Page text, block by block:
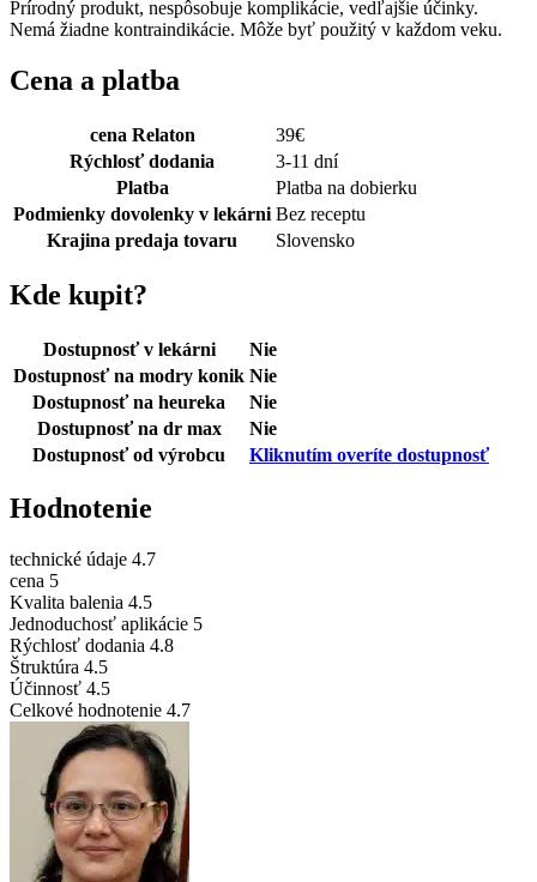
Prírodný produkt, nespôsobuje komplikácie, vedľajšie účinky.
Nemá žiadne kontraindikácie. Môže byť použitý v každom veku.
Cena a platba
cena Relaton 39€
Rýchlosť dodania
3-11 dní
Platba
Platba na dobierku
Podmienky dovolenky v lekárni Bez receptu
Krajina predaja tovaru
Slovensko
Kde kupit?
Dostupnosť v lekárni
Nie
Dostupnosť na modry konik Nie
Dostupnosť na heureka
Nie
Dostupnosť na dr max
Nie
Dostupnosť od výrobcu
Kliknutím overíte dostupnosť
Hodnotenie
technické údaje 4.7
cena 5
Kvalita balenia 4.5
Jednoduchosť aplikácie 5
Rýchlosť dodania 4.8
Štruktúra 4.5
Účinnosť 4.5
Celkové hodnotenie 4.7